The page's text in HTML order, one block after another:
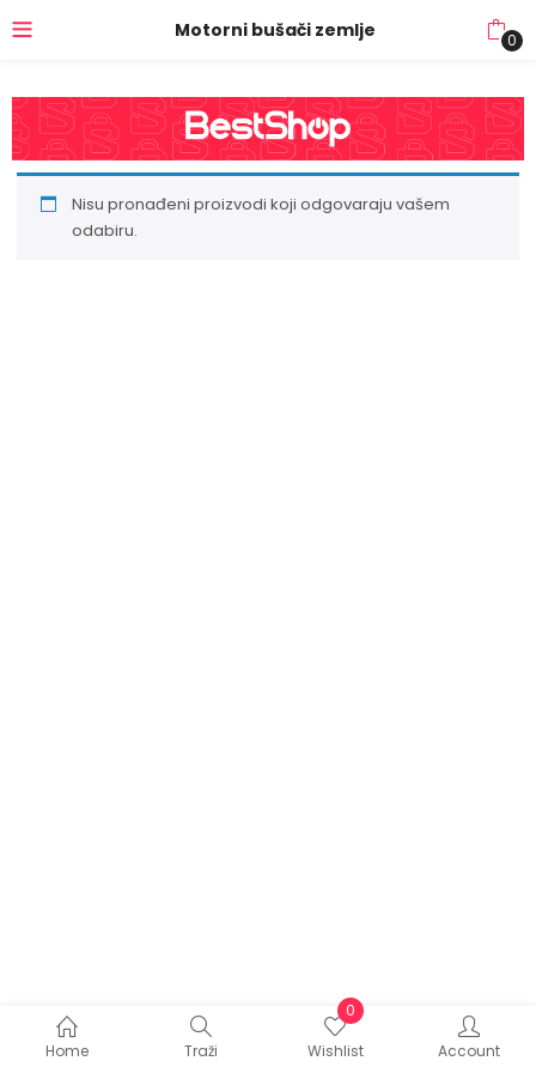
Motorni bušači zemlje 0
Home Traži
0
Wishlist
Account
Nisu pronađeni proizvodi koji odgovaraju vašem
odabiru.